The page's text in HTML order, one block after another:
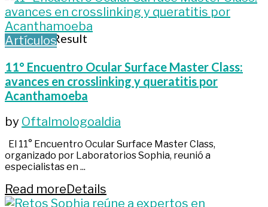
View All Result
Artículos
11° Encuentro Ocular Surface Master Class:
avances en crosslinking y queratitis por
Acanthamoeba
by Oftalmologoaldia
El 11° Encuentro Ocular Surface Master Class,
organizado por Laboratorios Sophia, reunió a
especialistas en ...
Read moreDetails